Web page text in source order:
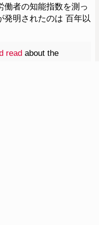
働者の知能指数を測っ
発明されたのは 百年以
read about the